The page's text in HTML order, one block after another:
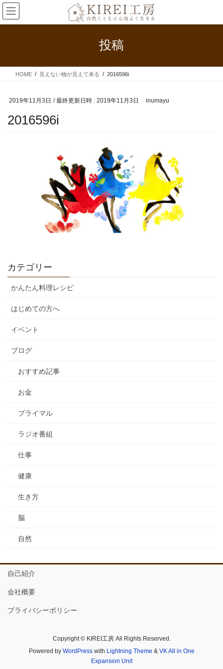
コ
ン
テ
ス
ナ
ビ
ゲ
ン
投稿
HOME 見えない物が見えて来る 2016596i
2019年11月3日 / 最終更新日時 : 2019年11月3日 inumayu
2016596i
カテゴリー
かんたん料理レシピ
はじめての方へ
イベント
ブログ
おすすめ記事
お金
プライマル
ラジオ番組
仕事
健康
生き方
脳
自然
自己紹介
会社概要
プライバシーポリシー
Copyright © KIREI工房 All Rights Reserved.
Powered by WordPresswith Lightning Theme & VK All in One
Expansion Unit